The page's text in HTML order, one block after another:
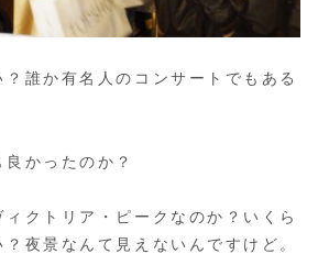
誰か有名人のコンサートでもある
かったのか？
クトリア・ピークなのか？いくら
夜景なんて見えないんですけど。